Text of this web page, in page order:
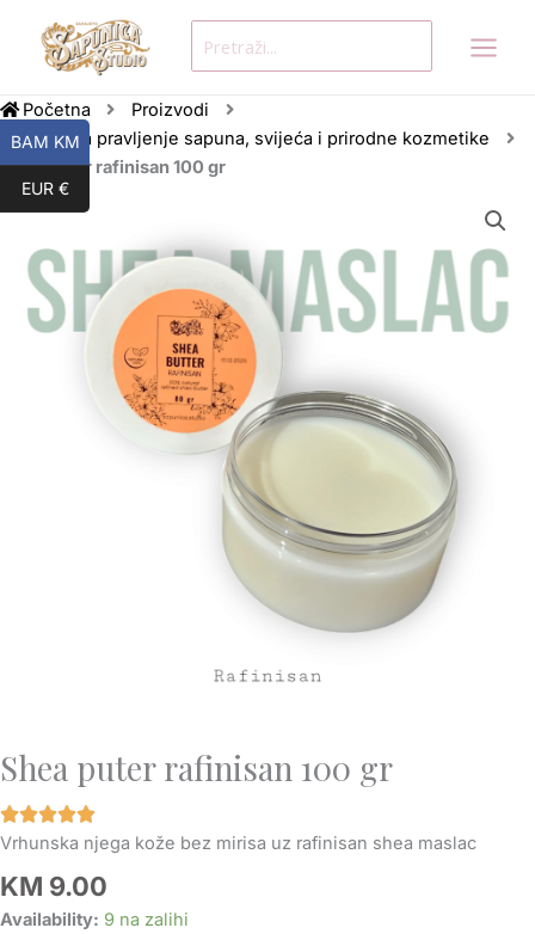
content
for:
Početna
Proizvodi
Sirovine za pravljenje sapuna, svijeća i prirodne kozmetike
Shea puter rafinisan 100 gr
Shea puter rafinisan 100 gr
Vrhunska njega kože bez mirisa uz rafinisan shea maslac
KM 9.00
Availability: 9 na zalihi
Shea
BAM KM
EUR €